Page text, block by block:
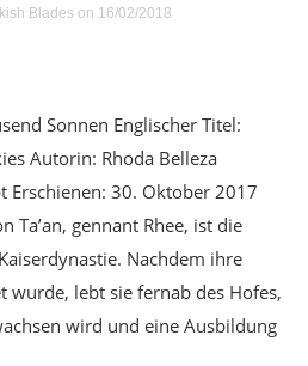
Blades on 16/02/2018
Sonnen Englischer Titel:
Autorin: Rhoda Belleza
Erschienen: 30. Oktober 2017
Ta’an, gennant Rhee, ist die
Nachdem ihre
wurde, lebt sie fernab des Hofes,
wird und eine Ausbildung